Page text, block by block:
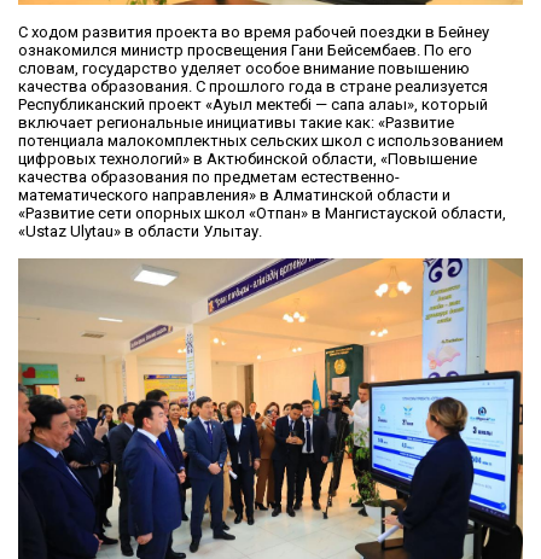
С ходом развития проекта во время рабочей поездки в Бейнеу
ознакомился министр просвещения Гани Бейсембаев. По его
словам, государство уделяет особое внимание повышению
качества образования. С прошлого года в стране реализуется
Республиканский проект «Ауыл мектебі — сапа алаңы», который
включает региональные инициативы такие как: «Развитие
потенциала малокомплектных сельских школ с использованием
цифровых технологий» в Актюбинской области, «Повышение
качества образования по предметам естественно-
математического направления» в Алматинской области и
«Развитие сети опорных школ «Отпан» в Мангистауской области,
«Ustaz Ulytau» в области Улытау.